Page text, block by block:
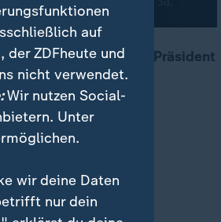
Corona-App. +++ US-Präsident
Nation. +++ Nach
die Schlüssel
auf
der ZDFheute und
nicht verwendet.
Wir nutzen Social-
Unter
wir deine Daten
nur dein